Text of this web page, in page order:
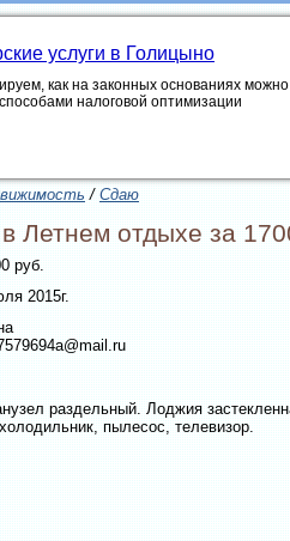
услуги в Голицыно
как на законных основаниях
налоговой оптимизации
/Сдаю
Летнем отдыхе за
руб.
2015г.
раздельный. Лоджия
пылесос, телевизор.